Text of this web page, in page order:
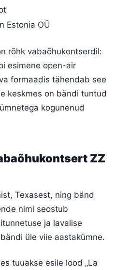
Estonia OÜ
rõhk vabaõhukontserdil:
esimene open-air
formaadis tähendab see
keskmes on bändi tuntud
kogunenud
ZZ
Texasest, ning bänd
nimi seostub
ja lavalise
üle viie aastakümne.
tuuakse esile lood „La